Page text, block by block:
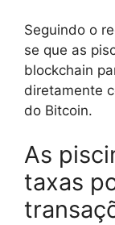
Seguindo o
se que as
blockchain
diretamente
do Bitcoin.
As
taxas